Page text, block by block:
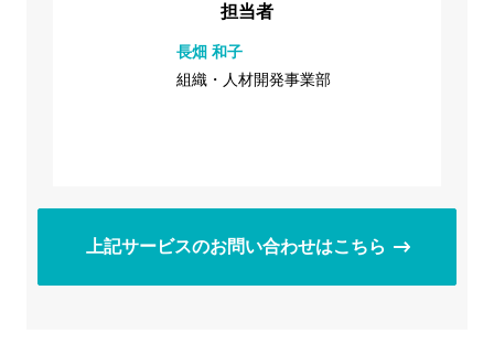
担当者
長畑 和子
組織・人材開発事業部
上記サービスのお問い合わせはこちら